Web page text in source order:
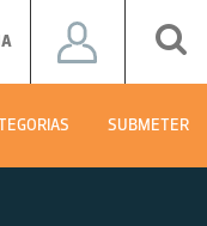
SUBMETER